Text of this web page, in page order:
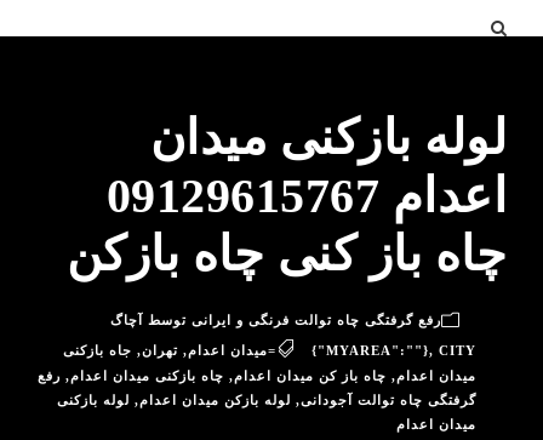
لوله بازکنی میدان
اعدام 09129615767
چاه باز کنی چاه بازکن
رفع گرفتگی چاه توالت فرنگی و ایرانی توسط آچاگ
{"MYAREA":""}, CITY=میدان اعدام , تهران, جاه بازکنی
میدان اعدام, چاه باز کن میدان اعدام, چاه بازکنی میدان اعدام, رفع
گرفتگی چاه توالت آجودانی, لوله بازکن میدان اعدام, لوله بازکنی
میدان اعدام